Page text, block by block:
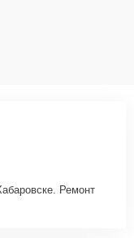
Ремонт